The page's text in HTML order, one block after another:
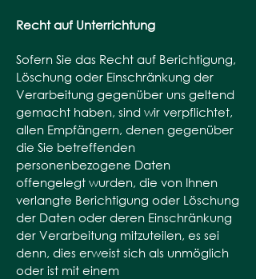
Recht auf Unterrichtung
Sofern Sie das Recht auf Berichtigung,
Löschung oder Einschränkung der
Verarbeitung gegenüber uns geltend
gemacht haben, sind wir verpflichtet,
allen Empfängern, denen gegenüber
die Sie betreffenden
personenbezogene Daten
offengelegt wurden, die von Ihnen
verlangte Berichtigung oder Löschung
der Daten oder deren Einschränkung
der Verarbeitung mitzuteilen, es sei
denn, dies erweist sich als unmöglich
oder ist mit einem